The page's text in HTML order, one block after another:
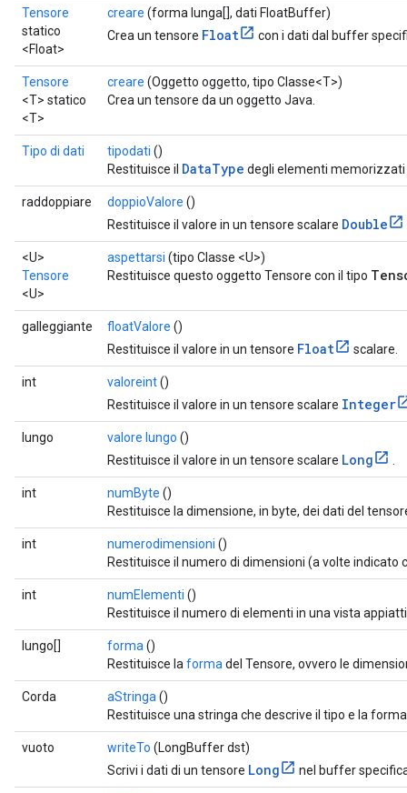
Tensore
statico
<Float>
creare (forma lunga[], dati FloatBuffer)
Crea un tensore Float con i dati dal buffer
Tensore
<T> statico
<T>
creare (Oggetto oggetto, tipo Classe<T>)
Crea un tensore da un oggetto Java.
Tipo di dati tipodati ()
Restituisce il DataType degli elementi memorizzati
raddoppiare doppioValore ()
Restituisce il valore in un tensore scalare Double
<U>
Tensore
<U>
aspettarsi (tipo Classe <U>)
Restituisce questo oggetto Tensore con il tipo
galleggiante floatValore ()
Restituisce il valore in un tensore Float scalare.
int valoreint()
Restituisce il valore in un tensore scalare Integer
lungo valore lungo ()
Restituisce il valore in un tensore scalare Long
int numByte ()
Restituisce la dimensione, in byte, dei dati del
int numerodimensioni ()
Restituisce il numero di dimensioni (a volte indicato
int numElementi ()
Restituisce il numero di elementi in una vista
lungo[] forma ()
Restituisce la forma del Tensore, ovvero le
Corda aStringa ()
Restituisce una stringa che descrive il tipo e la
vuoto writeTo (LongBuffer dst)
Scrivi i dati di un tensore Long nel buffer